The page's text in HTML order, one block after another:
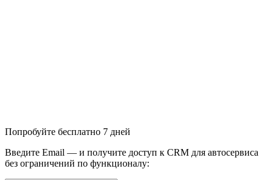
Попробуйте бесплатно 7 дней
Введите Email — и получите доступ к CRM для автосервиса
без ограничений по функционалу: